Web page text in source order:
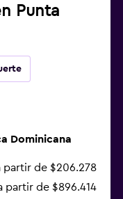
Punta
Dominicana
partir de $206.278
partir de $896.414